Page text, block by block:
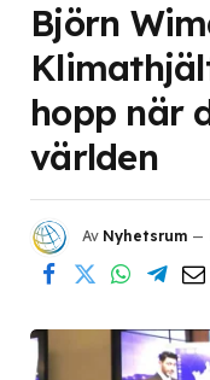
Björn
hopp när
världen
Av Nyhetsrum